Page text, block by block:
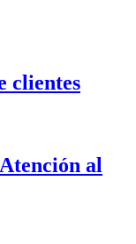
clientes
al